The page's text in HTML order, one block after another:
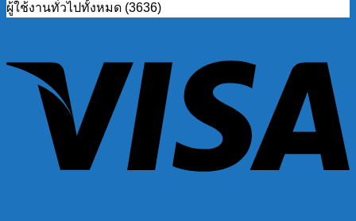
ผู้ใช้งานทั่วไปทั้งหมด (3636)